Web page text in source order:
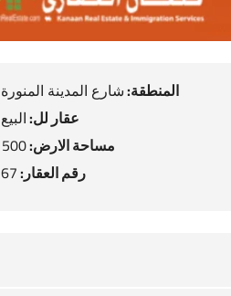
المنطقة:شارع المدينة المنورة
عقار لل:البيع
مساحة الارض:500 ft²
رقم العقار:67